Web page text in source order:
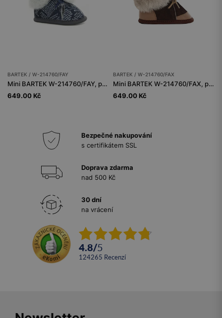
BARTEK / W-214760/FAY
Mini BARTEK W-214760/FAY, pro chlapce, tmavě modrá
649.00 Kč
BARTEK / W-214760/FAX
Mini BARTEK W-214760/FAX, pro kluky, hnědé
649.00 Kč
Bezpečné nakupování
s certifikátem SSL
Doprava zdarma
nad 500 Kč
30 dní
na vrácení
4.8/5
124265 recenzí